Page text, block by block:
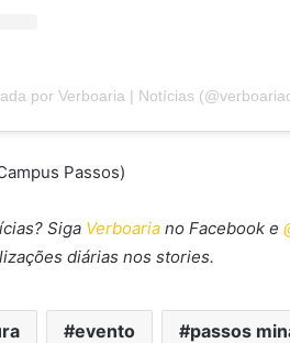
por Verboaria | Notícias
Passos)
Siga Verboaria no Facebook e
diárias nos stories.
evento passos